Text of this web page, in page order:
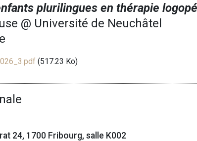
plurilingues en thérapie
@ Université de Neuchâtel
(517.23 Ko)
24, 1700 Fribourg, salle K002